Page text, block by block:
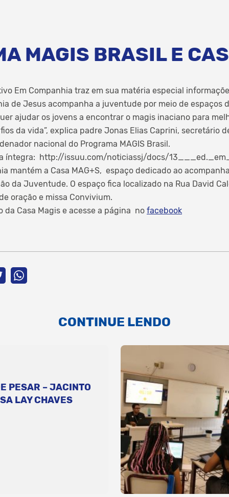
MAGIS BRASIL E
Em Companhia traz em sua matéria especial
de Jesus acompanha a juventude por meio de espaços
ajudar os jovens a encontrar o magis inaciano para
da vida”, explica padre Jonas Elias Caprini, secretário
nacional do Programa MAGIS Brasil.
íntegra: http://issuu.com/noticiassj/docs/
mantém a Casa MAG+S, espaço dedicado ao
da Juventude. O espaço fica localizado na Rua David
oração e missa Convivium.
da Casa Magis e acesse a página no facebook
CONTINUE LENDO
PESAR – JACINTO
LAY CHAVES